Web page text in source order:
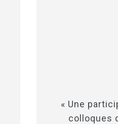
« Une
colloques